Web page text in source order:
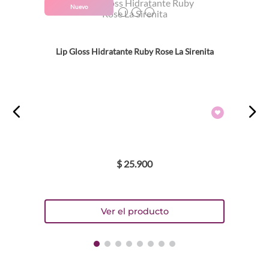
Nuevo
Lip Gloss Hidratante Ruby Rose La Sirenita
$ 25.900